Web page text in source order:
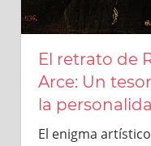
El retrato de
Arce: Un
la
El enigma